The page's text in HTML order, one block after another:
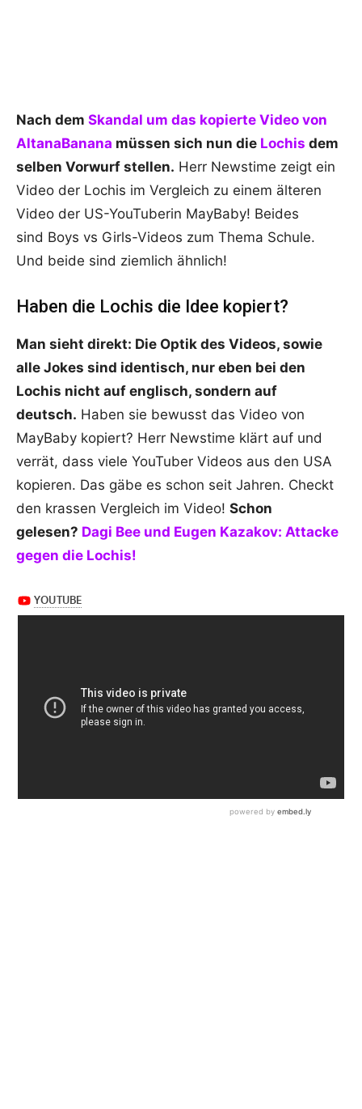
Nach dem Skandal um das kopierte Video von
AltanaBanana müssen sich nun die Lochis dem
selben Vorwurf stellen. Herr Newstime zeigt ein
Video der Lochis im Vergleich zu einem älteren
Video der US-YouTuberin MayBaby! Beides
sind Boys vs Girls-Videos zum Thema Schule.
Und beide sind ziemlich ähnlich!
Haben die Lochis die Idee kopiert?
Man sieht direkt: Die Optik des Videos, sowie
alle Jokes sind identisch, nur eben bei den
Lochis nicht auf englisch, sondern auf
deutsch. Haben sie bewusst das Video von
MayBaby kopiert? Herr Newstime klärt auf und
verrät, dass viele YouTuber Videos aus den USA
kopieren. Das gäbe es schon seit Jahren. Checkt
den krassen Vergleich im Video! Schon
gelesen? Dagi Bee und Eugen Kazakov: Attacke
gegen die Lochis!